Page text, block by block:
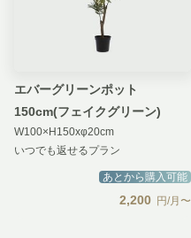
エバーグリーンポット
150cm(フェイクグリーン)
W100×H150xφ20cm
いつでも返せるプラン
あとから購入可能
2,200 円/月〜